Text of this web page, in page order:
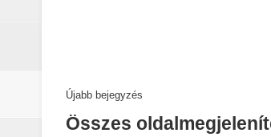
Újabb bejegyzés
Összes